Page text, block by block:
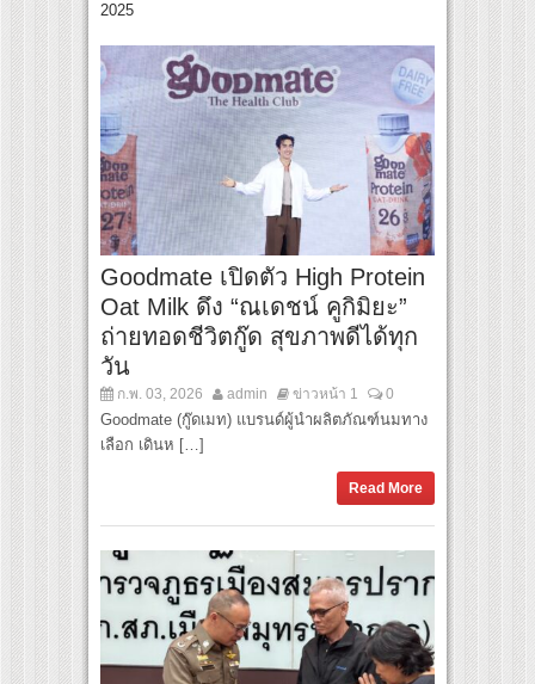
2025
Goodmate เปิดตัว High Protein
Oat Milk ดึง “ณเดชน์ คูกิมิยะ”
ถ่ายทอดชีวิตกู๊ด สุขภาพดีได้ทุก
วัน
ก.พ. 03, 2026 admin ข่าวหน้า 1 0
Goodmate (กู๊ดเมท) แบรนด์ผู้นำผลิตภัณฑ์นมทาง
เลือก เดินห […]
Read More